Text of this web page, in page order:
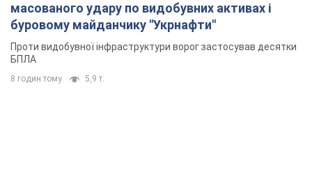
масованого удару по видобувних активах і
буровому майданчику "Укрнафти"
Проти видобувної інфраструктури ворог застосував десятки
БПЛА
8 годин тому 5,9 т.